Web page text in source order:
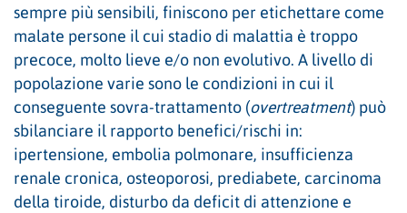
sempre più sensibili, finiscono per etichettare come
malate persone il cui stadio di malattia è troppo
precoce, molto lieve e/o non evolutivo. A livello di
popolazione varie sono le condizioni in cui il
conseguente sovra-trattamento (overtreatment) può
sbilanciare il rapporto benefici/rischi in:
ipertensione, embolia polmonare, insufficienza
renale cronica, osteoporosi, prediabete, carcinoma
della tiroide, disturbo da deficit di attenzione e